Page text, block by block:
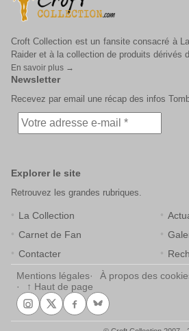
Croft Collection est un fansite consacré à
Raider et à la collection de produits dérivés
En savoir plus →
Newsletter
Recevez par email une récap des infos
Explorer le site
Retrouvez les grandes rubriques.
La Collection
Carnet de Fan
Contacter
Mentions légales À propos des
↑ Haut de page